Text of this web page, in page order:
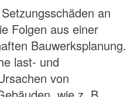
an
Folgen aus einer
Bauwerksplanung.
last- und
von